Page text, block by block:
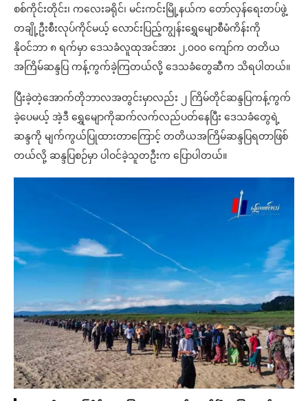
စစ်ကိုင်းတိုင်း၊ ကလေးခရိုင်၊ မင်းကင်းမြို့နယ်က တော်လှန်ရေးတပ်ဖွဲ့
တချို့ဦးစီးလုပ်ကိုင်မယ့် လောင်းပြည့်ကျွန်းရွှေ‌မျောစီမံကိန်းကို
နိုဝင်ဘာ ၈ ရက်မှာ ဒေသခံလူထုအင်အား ၂,၀၀၀ ကျော်က တတိယ
အကြိမ်ဆန္ဒပြ ကန့်ကွက်ခဲ့ကြတယ်လို့ ဒေသခံတွေဆီက သိရပါတယ်။
ပြီးခဲ့တဲ့အောက်တိုဘာလအတွင်းမှာလည်း ၂ ကြိမ်တိုင်ဆန္ဒပြကန့်ကွက်
ခဲ့ပေမယ့် အဲ့ဒီ ရွှေမျောကိုဆက်လက်လည်ပတ်နေပြီး ဒေသခံတွေရဲ့
ဆန္ဒကို မျက်ကွယ်ပြုထားတာကြောင့် တတိယအကြိမ်ဆန္ဒပြရတာဖြစ်
တယ်လို့ ဆန္ဒပြစဉ်မှာ ပါဝင်ခဲ့သူတဦးက ပြောပါတယ်။